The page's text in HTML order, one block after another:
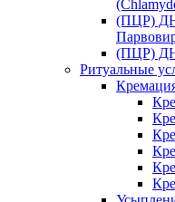
(ПЦР)
(ПЦР)
Ритуальные